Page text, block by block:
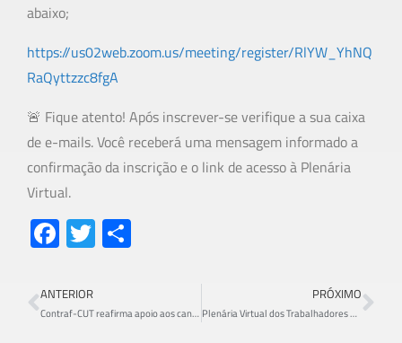
abaixo;
https://us02web.zoom.us/meeting/register/RlYW_YhNQ
RaQyttzzc8fgA
🚨 Fique atento! Após inscrever-se verifique a sua caixa
de e-mails. Você receberá uma mensagem informado a
confirmação da inscrição e o link de acesso à Plenária
Virtual.
Fa
ce
b
o
T
wi
er e
ANTERIOR
Contraf-CUT reafirma apoio aos candidatos do grupo Participantes Funcef no segundo turno das eleições
PRÓXIMO
Plenária Virtual dos Trabalhadores da Caixa